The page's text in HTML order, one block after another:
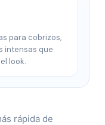
para cobrizos,
intensas que
look.
rápida de